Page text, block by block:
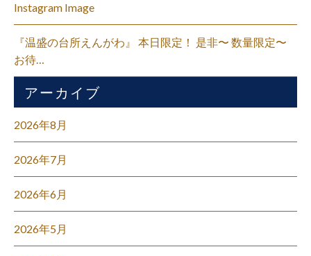
Instagram Image
『温盛の台所えんがわ』 本日限定！ 是非〜 数量限定〜
お待…
アーカイブ
2026年8月
2026年7月
2026年6月
2026年5月